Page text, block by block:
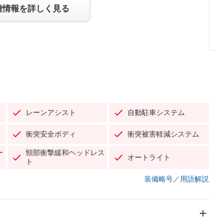
報を詳しく見る
レーンアシスト 自動駐車システム
衝突安全ボディ 衝突被害軽減システム
頸部衝撃緩和ヘッドレス
ト
オートライト
装備略号／用語解説